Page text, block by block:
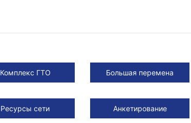
Комплекс ГТО Большая перемена
Ресурсы сети Анкетирование